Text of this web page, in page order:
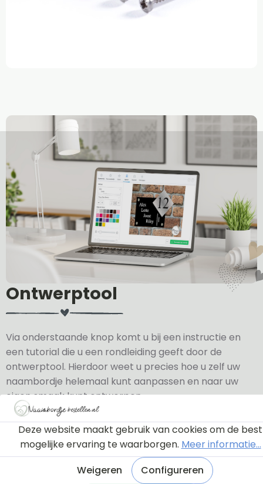
Ontwerptool
Via onderstaande knop komt u bij een instructie en
een tutorial die u een rondleiding geeft door de
ontwerptool. Hierdoor weet u precies hoe u zelf uw
naambordje helemaal kunt aanpassen en naar uw
eigen smaak kunt ontwerpen.
Bekijk de instructie
Deze website maakt gebruik van cookies om de best
mogelijke ervaring te waarborgen. Meer informatie...
Weigeren
Configureren